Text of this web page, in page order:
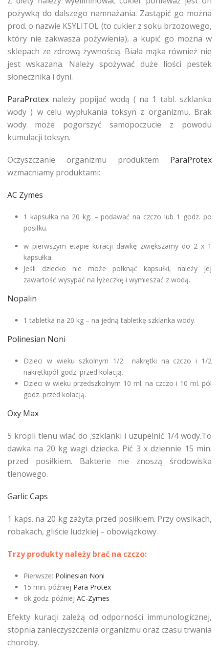
pożywką do dalszego namnażania. Zastąpić go można
prod. o nazwie KSYLITOL (to cukier z soku brzozowego,
który nie zakwasza pożywienia), a kupić go można w
sklepach ze zdrową żywnością. Biała mąka również nie
jest wskazana. Należy spożywać duże liości pestek
słonecznika i dyni.
ParaProtex należy popijać wodą ( na 1 tabl. szklanka
wody ) w celu wypłukania toksyn z organizmu. Brak
wody może pogorszyć samopoczucie z powodu
kumulacji toksyn.
Oczyszczanie organizmu produktem ParaProtex
wzmacniamy produktami:
AC Zymes
1 kapsułka na 20 kg. – podawać na czczo lub 1 godz. po
posiłku.
w pierwszym etapie kuracji dawkę zwiększamy do 2 x 1
kapsułka.
Jeśli dziecko nie może połknąć kapsułki, należy jej
zawartość wysypać na łyżeczkę i wymieszać z wodą.
Nopalin
1 tabletka na 20 kg – na jedną tabletkę szklanka wody.
Polinesian Noni
Dzieci w wieku szkolnym 1/2 nakrętki na czczo i 1/2
nakrętkipół godz. przed kolacją.
Dzieci w wieku przedszkolnym 10 ml. na czczo i 10 ml. pól
godz. przed kolacją.
Oxy Max
5 kropli tlenu wlać do ;szklanki i uzupelnić 1/4 wody.To
dawka na 20 kg wagi dziecka. Pić 3 x dziennie 15 min.
przed posiłkiem. Bakterie nie znoszą środowiska
tlenowego.
Garlic Caps
1 kaps. na 20 kg zażyta przed posiłkiem. Przy owsikach,
robakach, gliście ludzkiej – obowiązkowy.
Trzy produkty należy brać na czczo:
Pierwsze: Polinesian Noni
15 min. później Para Protex
ok.godz. później AC-Zymes
Efekty kuracji zależą od odporności immunologicznej,
stopnia zanieczyszczenia organizmu oraz czasu trwania
choroby.